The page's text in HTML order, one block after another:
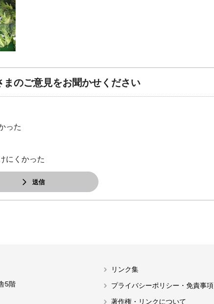
のご意見をお聞かせください
った
にくかった
送信
5階
リンク集
プライバシーポリシー・免責事項
著作権・リンクについて